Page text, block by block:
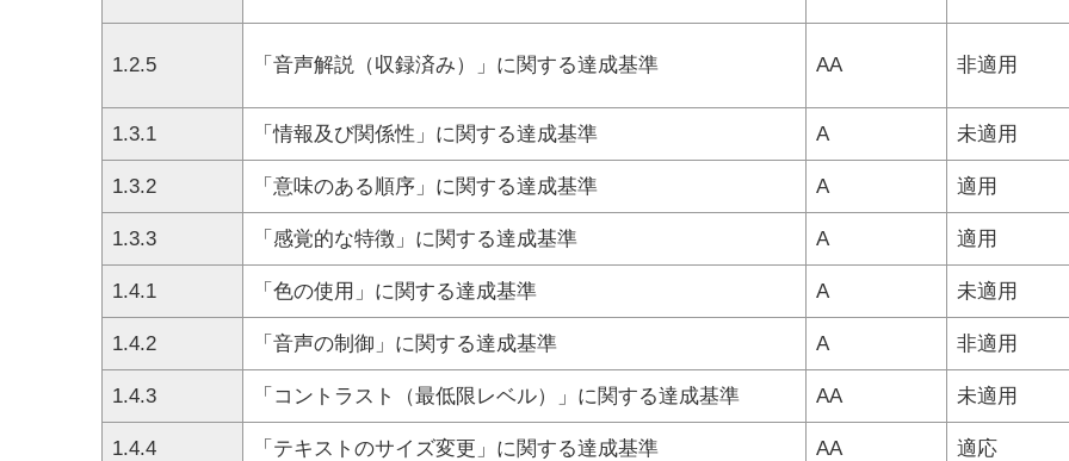
1.2.5 「音声解説（収録済み）」に関する達成基準 AA 非適用
1.3.1 「情報及び関係性」に関する達成基準 A 未適用
1.3.2 「意味のある順序」に関する達成基準 A 適用
1.3.3 「感覚的な特徴」に関する達成基準 A 適用
1.4.1 「色の使用」に関する達成基準 A 未適用
1.4.2 「音声の制御」に関する達成基準 A 非適用
1.4.3 「コントラスト（最低限レベル）」に関する達成基準 AA 未適用
1.4.4 「テキストのサイズ変更」に関する達成基準 AA 適応